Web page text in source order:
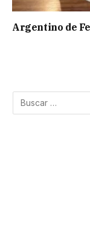
Argentino de